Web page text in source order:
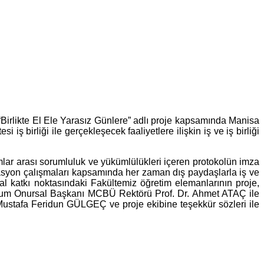
El Ele Yarasız Günlere” adlı proje kapsamında Manisa
iş birliği ile gerçekleşecek faaliyetlere ilişkin iş ve iş birliği
arası sorumluluk ve yükümlülükleri içeren protokolün imza
çalışmaları kapsamında her zaman dış paydaşlarla iş ve
noktasındaki Fakültemiz öğretim elemanlarının proje,
Onursal Başkanı MCBÜ Rektörü Prof. Dr. Ahmet ATAÇ ile
Feridun GÜLGEÇ ve proje ekibine teşekkür sözleri ile